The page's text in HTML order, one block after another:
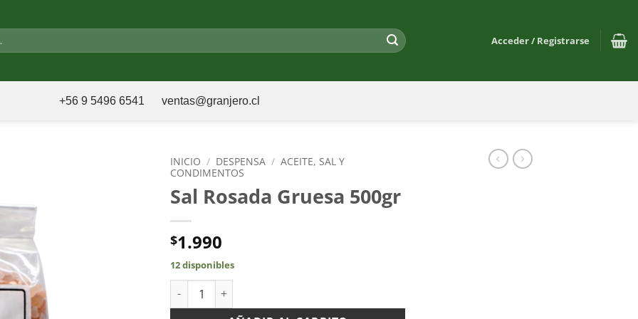
Acceder / Registrarse
+56 9 5496 6541 ventas@granjero.cl
INICIO / DESPENSA / ACEITE, SAL Y
CONDIMENTOS
Sal Rosada Gruesa 500gr
$1.990
12 disponibles
Sal Rosada Gruesa 500gr cantidad